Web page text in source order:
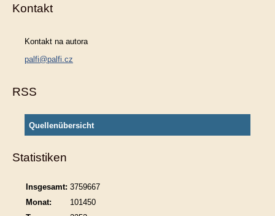
Kontakt
Kontakt na autora
palfi@palfi.cz
RSS
Quellenübersicht
Statistiken
Insgesamt: 3759667
Monat:
101450